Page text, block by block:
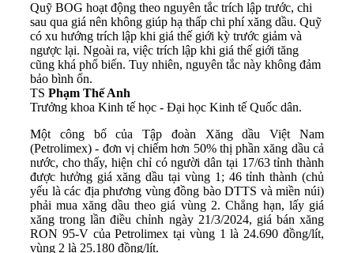
Quỹ BOG hoạt động theo nguyên tắc trích lập trước, chi
sau qua giá nên không giúp hạ thấp chi phí xăng dầu. Quỹ
có xu hướng trích lập khi giá thế giới kỳ trước giảm và
ngược lại. Ngoài ra, việc trích lập khi giá thế giới tăng
cũng khá phổ biến. Tuy nhiên, nguyên tắc này không đảm
bảo bình ổn.
TS Phạm Thế Anh
Trưởng khoa Kinh tế học - Đại học Kinh tế Quốc dân.
Một công bố của Tập đoàn Xăng dầu Việt Nam
(Petrolimex) - đơn vị chiếm hơn 50% thị phần xăng dầu cả
nước, cho thấy, hiện chỉ có người dân tại 17/63 tỉnh thành
được hưởng giá xăng dầu tại vùng 1; 46 tỉnh thành (chủ
yếu là các địa phương vùng đồng bào DTTS và miền núi)
phải mua xăng dầu theo giá vùng 2. Chẳng hạn, lấy giá
xăng trong lần điều chỉnh ngày 21/3/2024, giá bán xăng
RON 95-V của Petrolimex tại vùng 1 là 24.690 đồng/lít,
vùng 2 là 25.180 đồng/lít.